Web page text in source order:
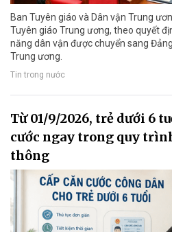
Ban Tuyên giáo và Dân vận Trung
Tuyên giáo Trung ương, theo quyết
năng dân vận được chuyển sang
Trung ương.
Tin trong nước
Từ 01/9/2026, trẻ dưới 6
cước ngay trong quy
thông